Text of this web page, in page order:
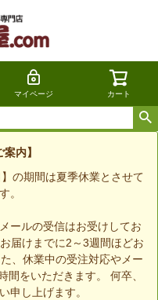
マイページ カート
内】
の期間は夏季休業とさせて
。
ールの受信はお受けしてお
届けまでに2～3週間ほどお
、休業中の受注対応やメー
間をいただきます。 何卒、
申し上げます。